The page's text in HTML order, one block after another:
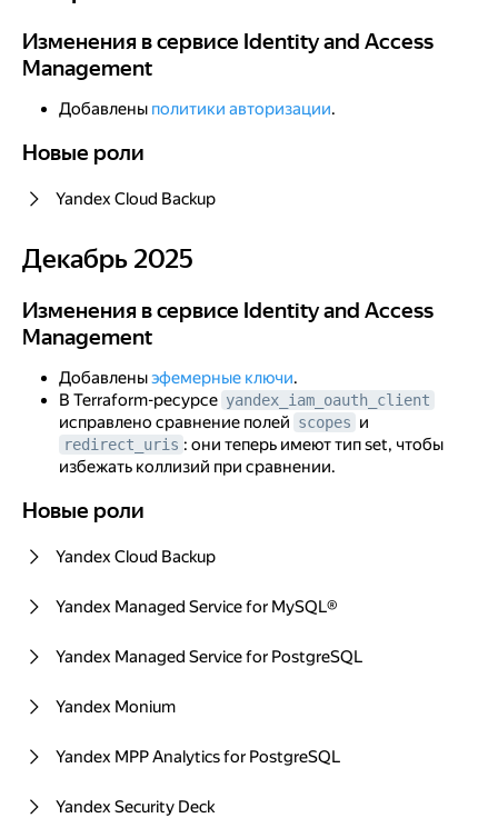
Изменения в сервисе Identity and Access Management
Изменения в сервисе Identity and Access
Management
Добавлены политики авторизации.
Новые роли
Новые роли
Yandex Cloud Backup
Декабрь 2025
Декабрь 2025
Изменения в сервисе Identity and Access Management
Изменения в сервисе Identity and Access
Management
Добавленыэфемерные ключи.
В Terraform-ресурсе yandex_iam_oauth_client
исправлено сравнение полей scopes и
redirect_uris : они теперь имеют тип set, чтобы
избежать коллизий при сравнении.
Новые роли
Новые роли
Yandex Cloud Backup
Yandex Managed Service for MySQL®
Yandex Managed Service for PostgreSQL
Yandex Monium
Yandex MPP Analytics for PostgreSQL
Yandex Security Deck